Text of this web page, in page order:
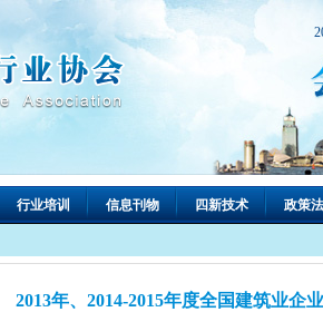
行业培训 信息刊物 四新技术 政策
2013年、2014-2015年度全国建筑业企